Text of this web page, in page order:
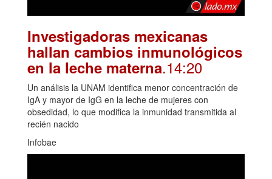
Investigadoras mexicanas
hallan cambios inmunológicos
en la leche materna.14:20
Un análisis la UNAM identifica menor concentración de
IgA y mayor de IgG en la leche de mujeres con
obsedidad, lo que modifica la inmunidad transmitida al
recién nacido
Infobae